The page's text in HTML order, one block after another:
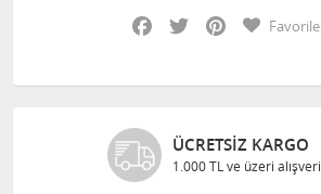
Facebook
Twitter Pinterest
ÜCRETSIZ KARGO
1.000 TL ve üzeri